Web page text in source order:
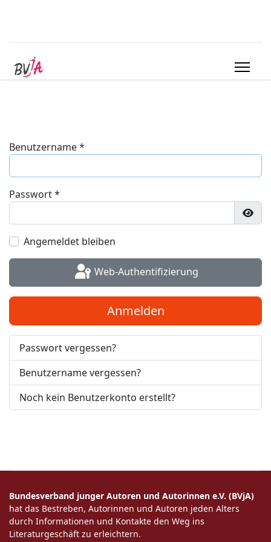
Benutzername*
Passwort*
Angemeldet bleiben
Web-Authentifizierung
Anmelden
Passwort vergessen?
Benutzername vergessen?
Noch kein Benutzerkonto erstellt?
Bundesverband junger Autoren und Autorinnen e.V. (BVjA)
hat das Bestreben, Autorinnen und Autoren jeden Alters
durch Informationen und Kontakte den Weg ins
Literaturgeschäft zu erleichtern.